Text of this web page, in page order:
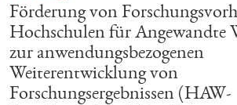
Förderung von
Hochschulen für Angewandte
zur anwendungsbezogenen
Weiterentwicklung von
Forschungsergebnissen (HAW-